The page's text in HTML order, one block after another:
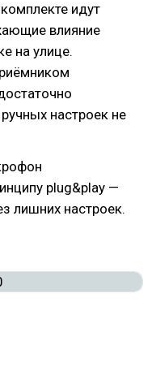
идут
влияние
на улице.
настроек не
plug&play —
лишних настроек.